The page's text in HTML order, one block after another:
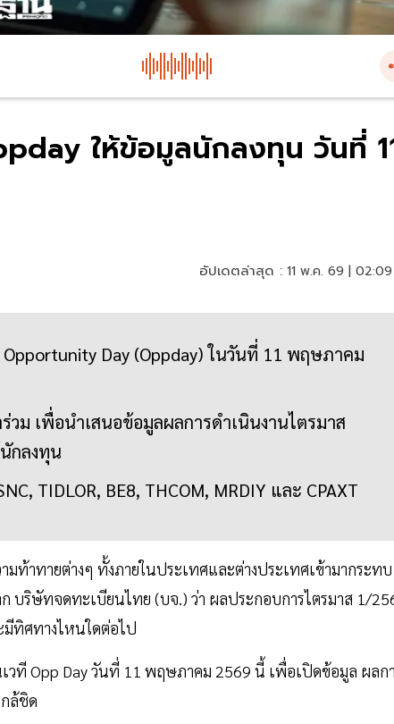
ให้ข้อมูลนักลงทุน วันที่
อัปเดตล่าสุด : 11 พ.ค. 69 |
Day (Oppday) ในวันที่ 11 พฤษภาคม
ม เพื่อนำเสนอข้อมูลผลการดำเนินงานไตรมาส
กลงทุน
TIDLOR, BE8, THCOM, MRDIY และ CPAXT
าทายต่างๆ ทั้งภายในประเทศและต่างประเทศเข้ามากระทบ
ริษัทจดทะเบียนไทย (บจ.) ว่า ผลประกอบการไตรมาส 1/
ทิศทางไหนใดต่อไป
ที Opp Day วันที่ 11 พฤษภาคม 2569 นี้ เพื่อเปิดข้อมูล ผลก
ล้ชิด